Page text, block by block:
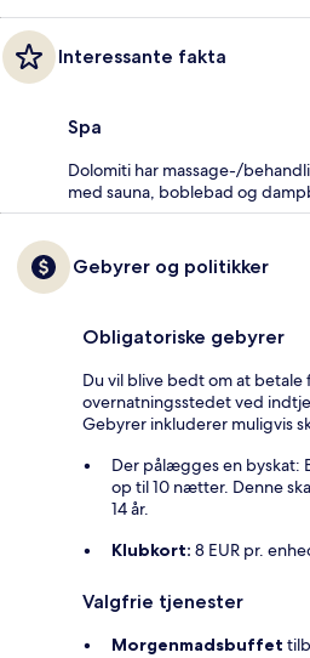
Interessante fakta
Spa
Dolomiti har massage-/
med sauna, boblebad og
Gebyrer og politikker
Obligatoriske gebyrer
Du vil blive bedt om at
overnatningsstedet ved
Gebyrer inkluderer muligvis
Der pålægges en byskat:
op til 10 nætter. Denne
14 år.
Klubkort: 8 EUR pr.
Valgfrie tjenester
Morgenmadsbuffet